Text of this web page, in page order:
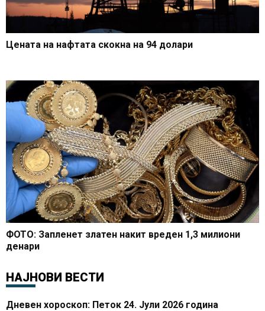
Цената на нафтата скокна на 94 долари
ФОТО: Запленет златен накит вреден 1,3 милиони
денари
НАЈНОВИ ВЕСТИ
Дневен хороскоп: Петок 24. Јули 2026 година